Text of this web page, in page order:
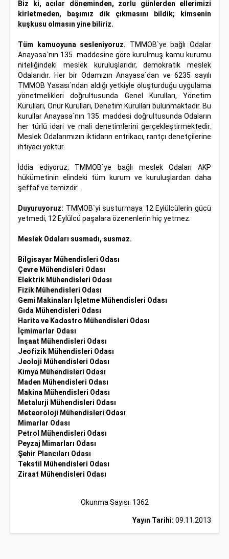
Biz ki, acılar döneminden, zorlu günlerden ellerimizi
kirletmeden, başımız dik çıkmasını bildik; kimsenin
kuşkusu olmasın yine biliriz.
Tüm kamuoyuna sesleniyoruz. TMMOB`ye bağlı Odalar
Anayasa`nın 135. maddesine göre kurulmuş kamu kurumu
niteliğindeki meslek kuruluşlarıdır, demokratik meslek
Odalarıdır. Her bir Odamızın Anayasa`dan ve 6235 sayılı
TMMOB Yasası`ndan aldığı yetkiyle oluşturduğu uygulama
yönetmelikleri doğrultusunda Genel Kurulları, Yönetim
Kurulları, Onur Kurulları, Denetim Kurulları bulunmaktadır. Bu
kurullar Anayasa`nın 135. maddesi doğrultusunda Odaların
her türlü idari ve mali denetimlerini gerçekleştirmektedir.
Meslek Odalarımızın iktidarın entrikacı, rantçı denetçilerine
ihtiyacı yoktur.
İddia ediyoruz, TMMOB`ye bağlı meslek Odaları AKP
hükümetinin elindeki tüm kurum ve kuruluşlardan daha
şeffaf ve temizdir.
Duyuruyoruz: TMMOB`yi susturmaya 12 Eylülcülerin gücü
yetmedi, 12 Eylülcü paşalara özenenlerin hiç yetmez.
Meslek Odaları susmadı, susmaz.
Bilgisayar Mühendisleri Odası
Çevre Mühendisleri Odası
Elektrik Mühendisleri Odası
Fizik Mühendisleri Odası
Gemi Makinaları İşletme Mühendisleri Odası
Gıda Mühendisleri Odası
Harita ve Kadastro Mühendisleri Odası
İçmimarlar Odası
İnşaat Mühendisleri Odası
Jeofizik Mühendisleri Odası
Jeoloji Mühendisleri Odası
Kimya Mühendisleri Odası
Maden Mühendisleri Odası
Makina Mühendisleri Odası
Metalurji Mühendisleri Odası
Meteoroloji Mühendisleri Odası
Mimarlar Odası
Petrol Mühendisleri Odası
Peyzaj Mimarları Odası
Şehir Plancıları Odası
Tekstil Mühendisleri Odası
Ziraat Mühendisleri Odası
Okunma Sayısı: 1362
Yayın Tarihi: 09.11.2013